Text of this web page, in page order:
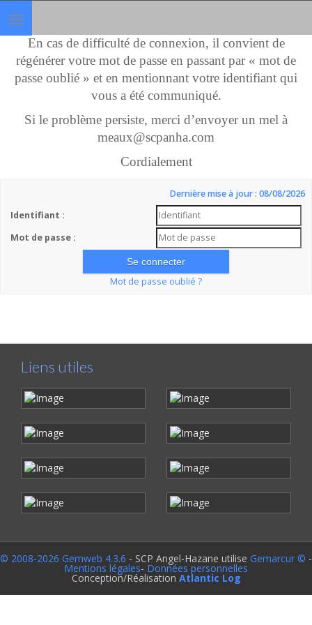
Toggle
navigation
En cas de difficulté de connexion, il convient de
régénérer votre mot de passe en passant par « mot de
passe oublié » et en mentionnant votre identifiant qui
vous a été communiqué.
Si le problème persiste, merci d’envoyer un mel à
meaux@scpanha.com
Cordialement
Dernière mise à jour : 08/08/2026
Identifiant :
Mot de passe :
Mot de passe oublié ?
Liens utiles
© 2008-2026 Gemweb 4.3.6 - SCP Angel-Hazane utilise Gemarcur © -
Mentions légales- Données personnelles
Conception/Réalisation Atlantic Log